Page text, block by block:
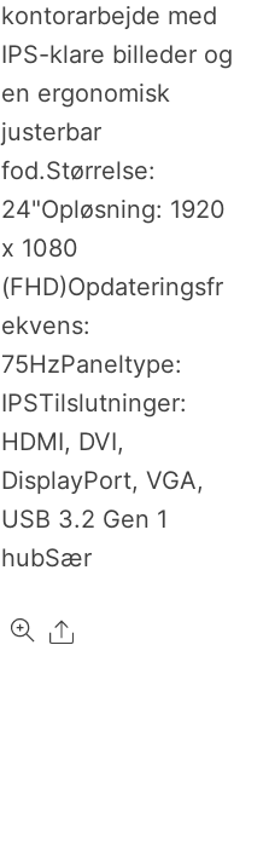
kontorarbejde med
IPS-klare billeder og
en ergonomisk
justerbar
fod.Størrelse:
24"Opløsning: 1920
x 1080
(FHD)Opdateringsfr
ekvens:
75HzPaneltype:
IPSTilslutninger:
HDMI, DVI,
DisplayPort, VGA,
USB 3.2 Gen 1
hubSær
Share